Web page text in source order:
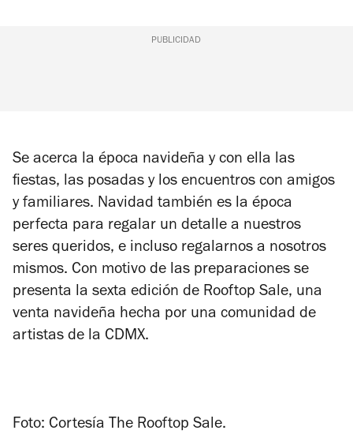
PUBLICIDAD
Se acerca la época navideña y con ella las
fiestas, las posadas y los encuentros con amigos
y familiares. Navidad también es la época
perfecta para regalar un detalle a nuestros
seres queridos, e incluso regalarnos a nosotros
mismos. Con motivo de las preparaciones se
presenta la sexta edición de Rooftop Sale, una
venta navideña hecha por una comunidad de
artistas de la CDMX.
Foto: Cortesía The Rooftop Sale.